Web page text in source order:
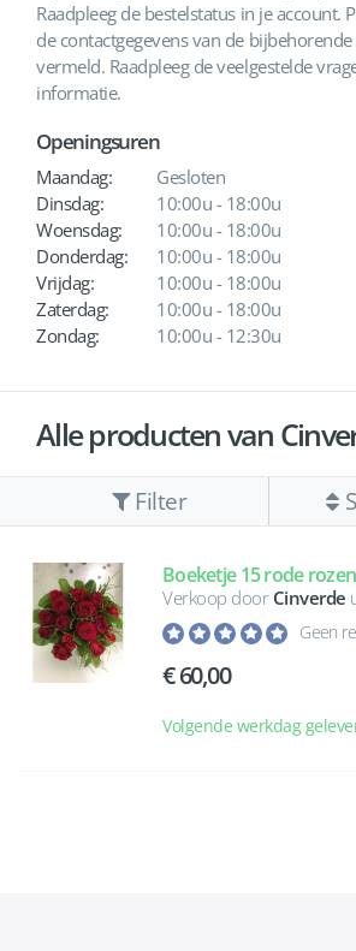
Raadpleeg de bestelstatus in je account.
de contactgegevens van de
vermeld. Raadpleeg de veelgestelde
informatie.
Openingsuren
Maandag:
Gesloten
Dinsdag:
10:00u - 18:00u
Woensdag:
10:00u - 18:00u
Donderdag:
10:00u - 18:00u
Vrijdag:
10:00u - 18:00u
Zaterdag:
10:00u - 18:00u
Zondag:
10:00u - 12:30u
Alle producten van
Filter
Boeketje 15 rode rozen
Verkoop door Cinverde
Geen
60,00
Volgende werkdag